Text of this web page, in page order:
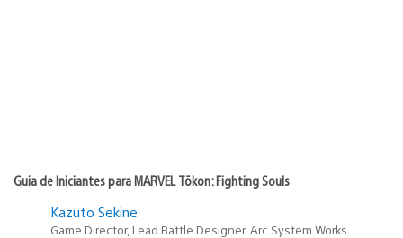
Guia de Iniciantes para MARVEL Tōkon: Fighting Souls
Kazuto Sekine
Game Director, Lead Battle Designer, Arc System Works